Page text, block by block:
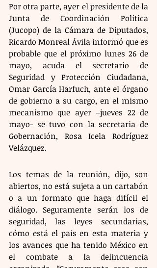
Por otra parte, ayer el presidente de la
Junta de Coordinación Política
(Jucopo) de la Cámara de Diputados,
Ricardo Monreal Ávila informó que es
probable que el próximo lunes 26 de
mayo, acuda el secretario de
Seguridad y Protección Ciudadana,
Omar García Harfuch, ante el órgano
de gobierno a su cargo, en el mismo
mecanismo que ayer –jueves 22 de
mayo- se tuvo con la secretaria de
Gobernación, Rosa Icela Rodríguez
Velázquez.
Los temas de la reunión, dijo, son
abiertos, no está sujeta a un cartabón
o a un formato que haga difícil el
diálogo. Seguramente serán los de
seguridad, las leyes secundarias,
cómo está el país en esta materia y
los avances que ha tenido México en
el combate a la delincuencia